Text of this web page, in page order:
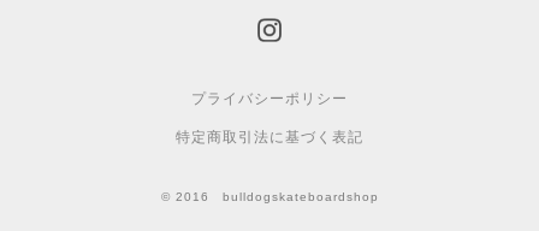
プライバシーポリシー
特定商取引法に基づく表記
© 2016 bulldogskateboardshop